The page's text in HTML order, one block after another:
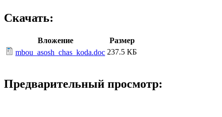
Скачать:
Вложение
Размер
mbou_asosh_chas_koda.doc 237.5 КБ
Предварительный просмотр: